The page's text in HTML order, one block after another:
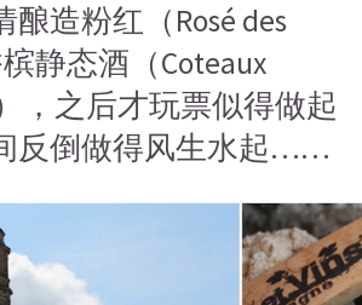
造粉红（Rosé des
静态酒（Coteaux
，之后才玩票似得做起
反倒做得风生水起……